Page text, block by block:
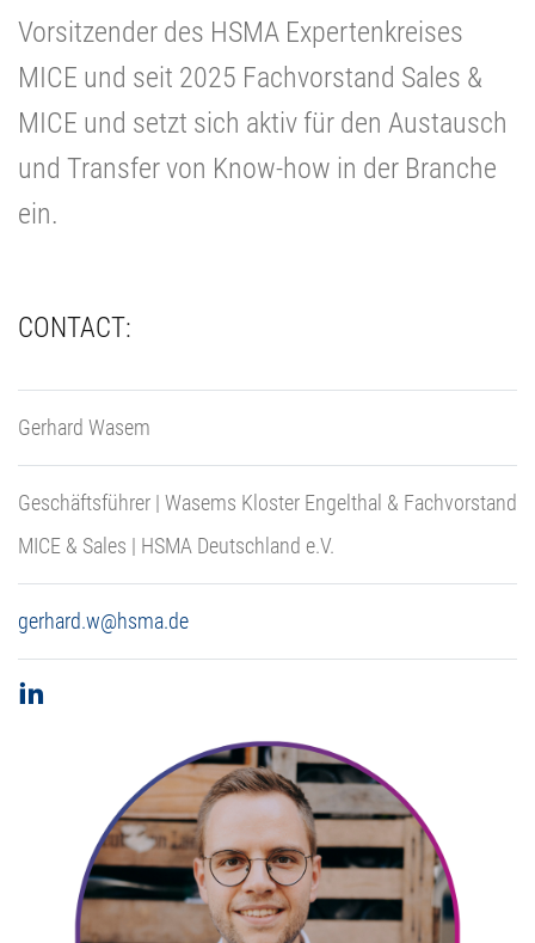
Vorsitzender des HSMA Expertenkreises
MICE und seit 2025 Fachvorstand Sales &
MICE und setzt sich aktiv für den Austausch
und Transfer von Know-how in der Branche
ein.
CONTACT:
Gerhard Wasem
Geschäftsführer | Wasems Kloster Engelthal & Fachvorstand
MICE & Sales | HSMA Deutschland e.V.
gerhard.w@hsma.de